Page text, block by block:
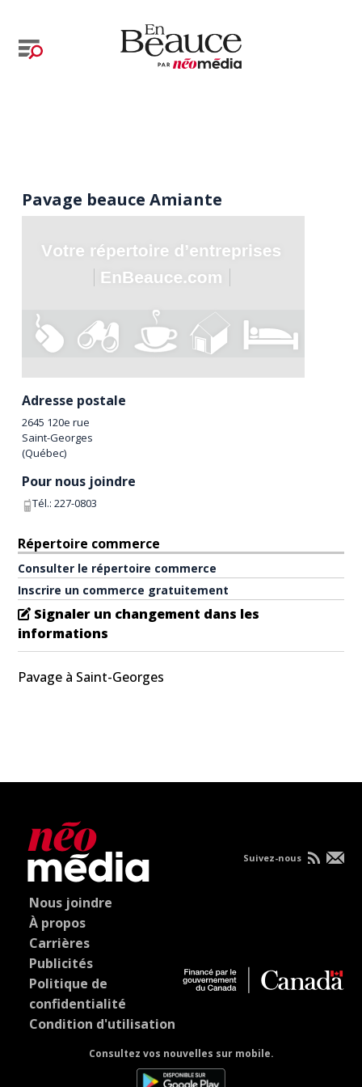
Pavage beauce Amiante
Adresse postale
2645 120e rue
Saint-Georges
(Québec)
Pour nous joindre
Tél.:227-0803
Répertoire commerce
Consulter le répertoire commerce
Inscrire un commerce gratuitement
Signaler un changement dans les
informations
Pavage à Saint-Georges
Nous joindre
À propos
Carrières
Publicités
Politique de
confidentialité
Condition d'utilisation
Consultez vos nouvelles sur mobile.
Suivez-nous